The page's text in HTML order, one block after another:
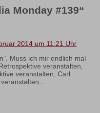
Monday #139“
2014 um 11:21 Uhr
Muss ich mir endlich mal
veranstalten,
veranstalten, Carl